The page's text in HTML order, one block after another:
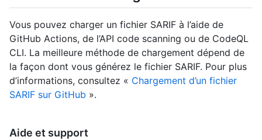
Vous pouvez charger un fichier SARIF à l’aide de
GitHub Actions, de l’API code scanning ou de CodeQL
CLI. La meilleure méthode de chargement dépend de
la façon dont vous générez le fichier SARIF. Pour plus
d’informations, consultez « Chargement d’un fichier
SARIF sur GitHub ».
Aide et support